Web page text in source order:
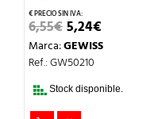
6,55€EL
PRECIO
ORIGINAL
ERA:
5,24€PRECIO
ACTUAL
Marca:GEWISS
Ref.: GW50210
Stock disponible.